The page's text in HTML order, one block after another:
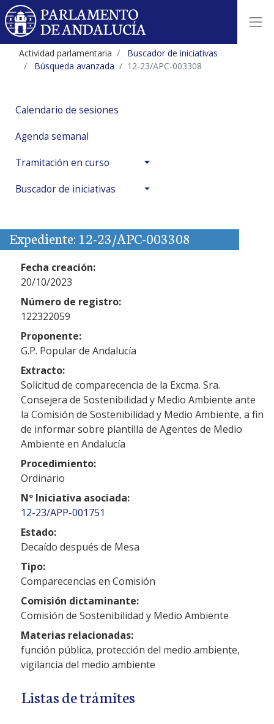
Actividad parlamentaria
Buscador de iniciativas
Búsqueda avanzada
12-23/APC-003308
Calendario de sesiones
Agenda semanal
Tramitación en curso
Buscador de iniciativas
Expediente: 12-23/APC-003308
Fecha creación:
20/10/2023
Número de registro:
122322059
Proponente:
G.P. Popular de Andalucía
Extracto:
Solicitud de comparecencia de la Excma. Sra.
Consejera de Sostenibilidad y Medio Ambiente ante
la Comisión de Sostenibilidad y Medio Ambiente, a fin
de informar sobre plantilla de Agentes de Medio
Ambiente en Andalucía
Procedimiento:
Ordinario
Nº Iniciativa asociada:
12-23/APP-001751
Estado:
Decaído después de Mesa
Tipo:
Comparecencias en Comisión
Comisión dictaminante:
Comisión de Sostenibilidad y Medio Ambiente
Materias relacionadas:
función pública, protección del medio ambiente,
vigilancia del medio ambiente
Listas de trámites